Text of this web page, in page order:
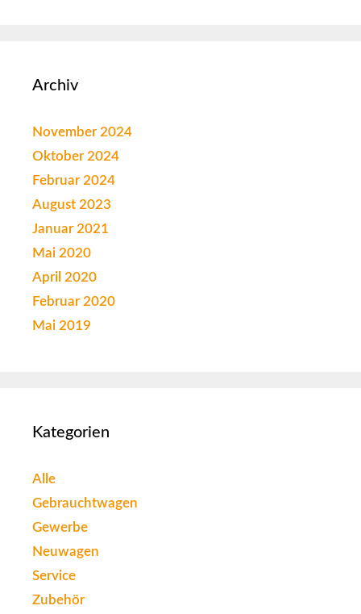
Archiv
November 2024
Oktober 2024
Februar 2024
August 2023
Januar 2021
Mai 2020
April 2020
Februar 2020
Mai 2019
Kategorien
Alle
Gebrauchtwagen
Gewerbe
Neuwagen
Service
Zubehör